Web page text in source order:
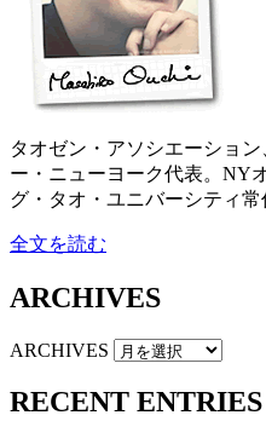
タオゼン・アソシエーショ
ー・ニューヨーク代表。NY
グ・タオ・ユニバーシティ常
全文を読む
ARCHIVES
ARCHIVES
RECENT ENTRIES